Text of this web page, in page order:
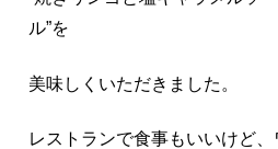
ル”を
美味しくいただきました。
レストランで食事もいいけど